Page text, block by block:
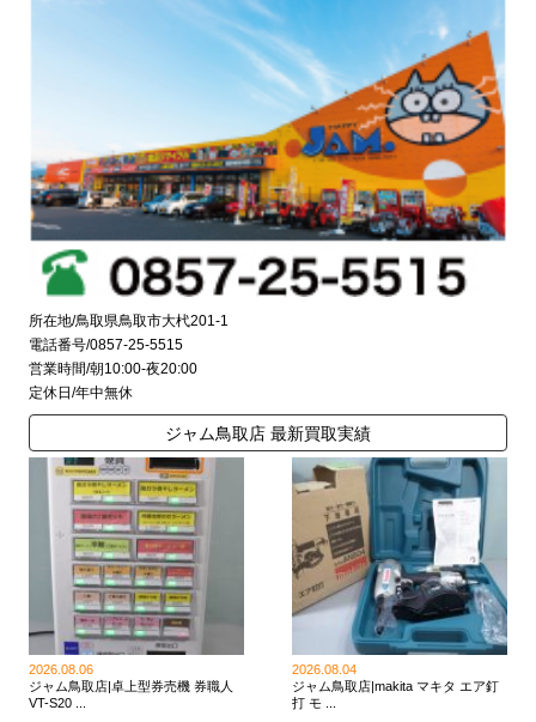
所在地/鳥取県鳥取市大杙201-1
電話番号/0857-25-5515
営業時間/朝10:00-夜20:00
定休日/年中無休
ジャム鳥取店 最新買取実績
2026.08.06
ジャム鳥取店|卓上型券売機 券職人
VT-S20 ...
2026.08.04
ジャム鳥取店|makita マキタ エア釘
打 モ ...